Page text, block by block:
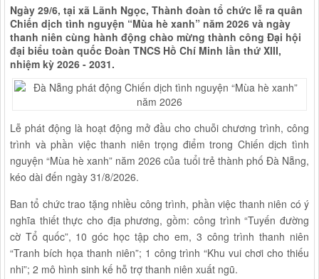
Ngày 29/6, tại xã Lãnh Ngọc, Thành đoàn tổ chức lễ ra quân
Chiến dịch tình nguyện “Mùa hè xanh” năm 2026 và ngày
thanh niên cùng hành động chào mừng thành công Đại hội
đại biểu toàn quốc Đoàn TNCS Hồ Chí Minh lần thứ XIII,
nhiệm kỳ 2026 - 2031.
Lễ phát động là hoạt động mở đầu cho chuỗi chương trình, công
trình và phần việc thanh niên trọng điểm trong Chiến dịch tình
nguyện “Mùa hè xanh” năm 2026 của tuổi trẻ thành phố Đà Nẵng,
kéo dài đến ngày 31/8/2026.
Ban tổ chức trao tặng nhiều công trình, phần việc thanh niên có ý
nghĩa thiết thực cho địa phương, gồm: công trình “Tuyến đường
cờ Tổ quốc”, 10 góc học tập cho em, 3 công trình thanh niên
“Tranh bích họa thanh niên”; 1 công trình “Khu vui chơi cho thiếu
nhi”; 2 mô hình sinh kế hỗ trợ thanh niên xuất ngũ.